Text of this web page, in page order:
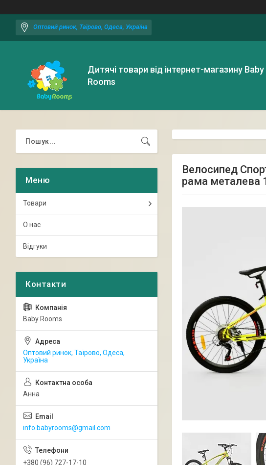
Оптовий ринок, Таїрово, Одеса, Україна
Дитячі товари від інтернет-магазину Baby
Rooms
Велосипед
рама металева
Товари
О нас
Відгуки
Baby Rooms
Оптовий ринок, Таїрово, Одеса,
Україна
Анна
info.babyrooms@gmail.com
+380 (96) 727-17-10